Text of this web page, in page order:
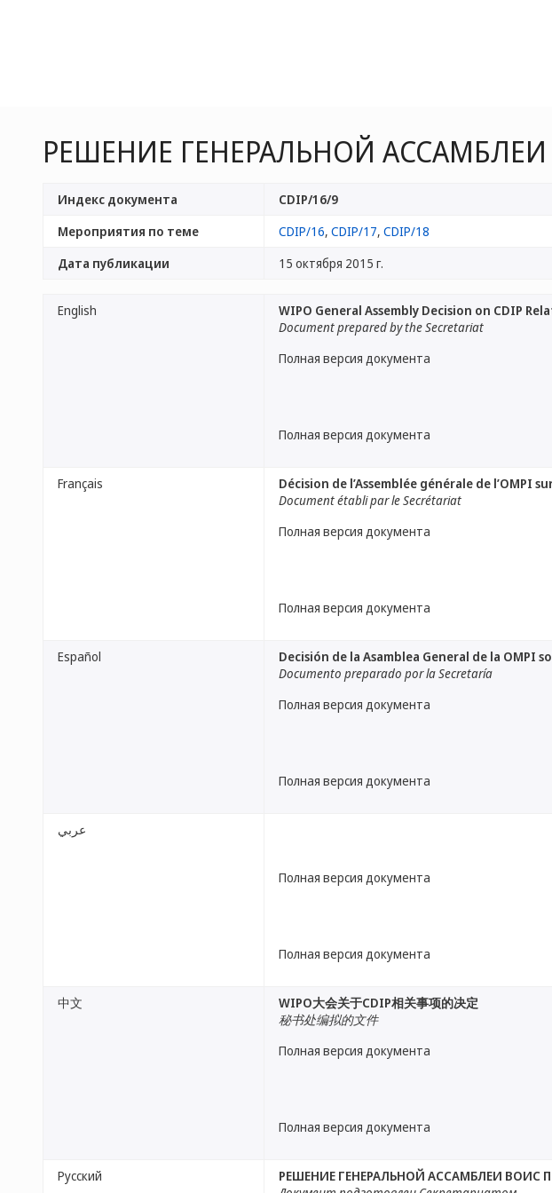
РЕШЕНИЕ ГЕНЕРАЛЬНОЙ
Индекс документа
CDIP/16/9
Мероприятия по теме
CDIP/16, CDIP/17, CDIP/18
Дата публикации
15 октября 2015 г.
English
WIPO General Assembly Decision on CDIP
Document prepared by the Secretariat
Полная версия документа
Полная версия документа
Français
Décision de l’Assemblée générale de l’OMPI
Document établi par le Secrétariat
Полная версия документа
Полная версия документа
Español
Decisión de la Asamblea General de la OMPI
Documento preparado por la Secretaría
Полная версия документа
Полная версия документа
عربي
Полная версия документа
Полная версия документа
中文
WIPO大会关于CDIP相关事项的决定
秘书处编拟的文件
Полная версия документа
Полная версия документа
Русский
РЕШЕНИЕ ГЕНЕРАЛЬНОЙ АССАМБЛЕИ